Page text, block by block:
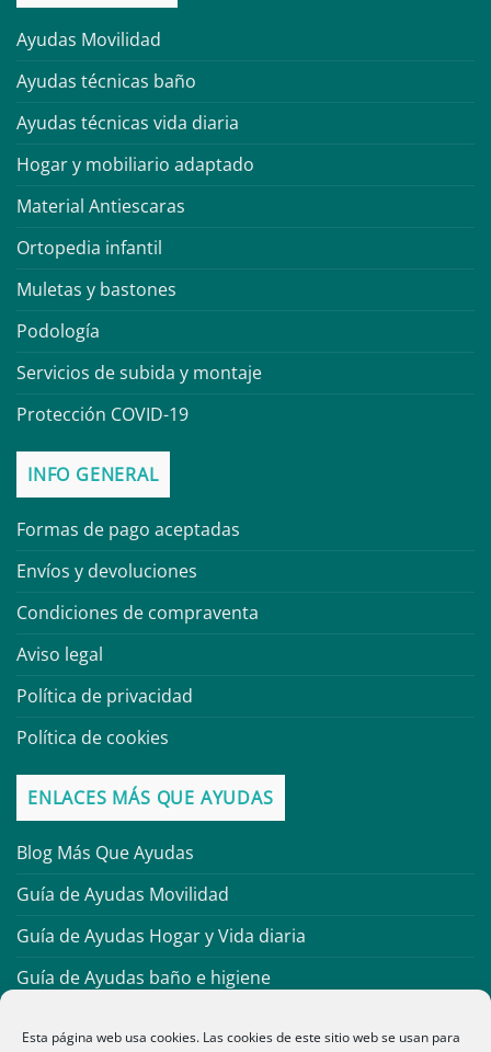
Esta página web usa cookies. Las cookies de este sitio web se usan para
Ayudas Movilidad
Ayudas técnicas baño
Ayudas técnicas vida diaria
Hogar y mobiliario adaptado
Material Antiescaras
Ortopedia infantil
Muletas y bastones
Podología
Servicios de subida y montaje
Protección COVID-19
INFO GENERAL
Formas de pago aceptadas
Envíos y devoluciones
Condiciones de compraventa
Aviso legal
Política de privacidad
Política de cookies
ENLACES MÁS QUE AYUDAS
Blog Más Que Ayudas
Guía de Ayudas Movilidad
Guía de Ayudas Hogar y Vida diaria
Guía de Ayudas baño e higiene